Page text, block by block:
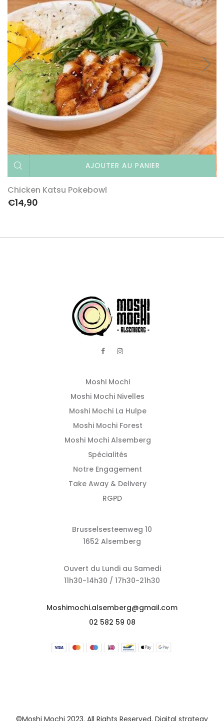
AJOUTER AU PANIER
Chicken Katsu Pokebowl
€14,90
Moshi Mochi
Moshi Mochi Nivelles
Moshi Mochi La Hulpe
Moshi Mochi Forest
Moshi Mochi Alsemberg
Spécialités
Notre Engagement
Take Away & Delivery
RGPD
Brusselsesteenweg 10
1652 Alsemberg
Ouvert du Lundi au Samedi
11h30-14h30 / 17h30-21h30
Moshimochi.alsemberg@gmail.com
02 582 59 08
©Moshi Mochi 2023. All Rights Reserved. Digital strategy